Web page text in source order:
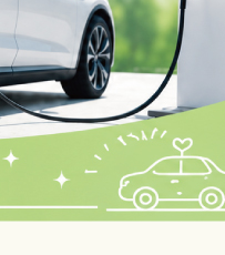
350
310
435
（小型）